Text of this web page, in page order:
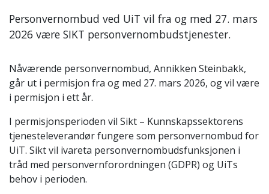
Personvernombud ved UiT vil fra og med 27. mars
2026 være SIKT personvernombudstjenester.
Nåværende personvernombud, Annikken Steinbakk,
går ut i permisjon fra og med 27. mars 2026, og vil være
i permisjon i ett år.
I permisjonsperioden vil Sikt – Kunnskapssektorens
tjenesteleverandør fungere som personvernombud for
UiT. Sikt vil ivareta personvernombudsfunksjonen i
tråd med personvernforordningen (GDPR) og UiTs
behov i perioden.